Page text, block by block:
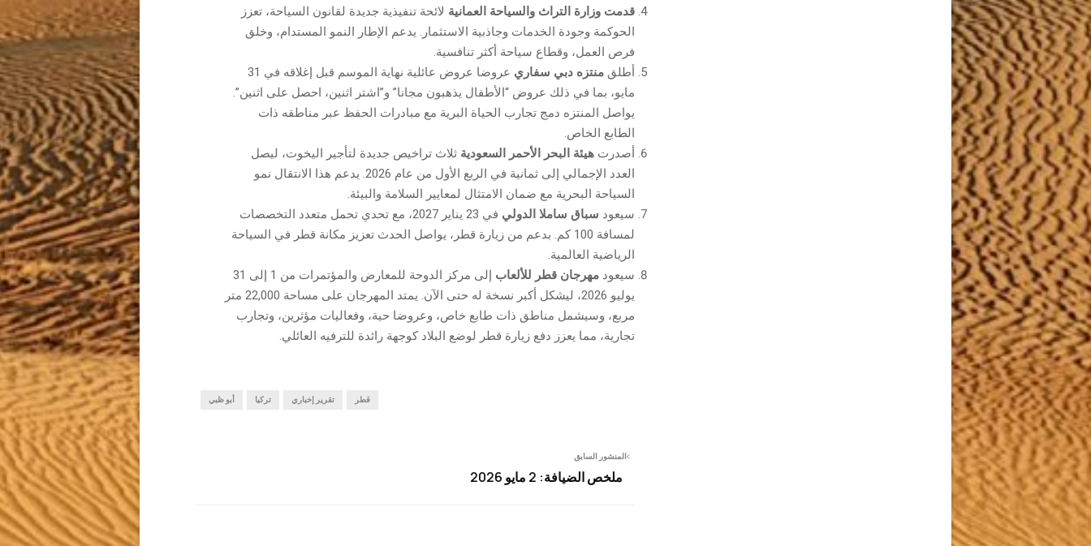
قدمت وزارة التراث والسياحة العمانية لائحة تنفيذية جديدة لقانون السياحة، تعزز
الحوكمة وجودة الخدمات وجاذبية الاستثمار. يدعم الإطار النمو المستدام، وخلق
فرص العمل، وقطاع سياحة أكثر تنافسية.
أطلق منتزه دبي سفاري
عروضا عروض عائلية نهاية الموسم قبل إغلاقه في 31
مايو، بما في ذلك عروض “الأطفال يذهبون مجانا” و”اشتر اثنين، احصل على اثنين”.
يواصل المنتزه دمج تجارب الحياة البرية مع مبادرات الحفظ عبر مناطقه ذات
الطابع الخاص.
أصدرت هيئة البحر الأحمر السعودية ثلاث تراخيص جديدة لتأجير اليخوت، ليصل
العدد الإجمالي إلى ثمانية في الربع الأول من عام 2026. يدعم هذا الانتقال نمو
السياحة البحرية مع ضمان الامتثال لمعايير السلامة والبيئة.
سيعود سباق ساملا الدولي
في 23 يناير 2027، مع تحدي تحمل متعدد التخصصات
لمسافة 100 كم. بدعم من زيارة قطر، يواصل الحدث تعزيز مكانة قطر في السياحة
الرياضية العالمية.
سيعود مهرجان قطر للألعاب
إلى مركز الدوحة للمعارض والمؤتمرات من 1 إلى 31
يوليو 2026، ليشكل أكبر نسخة له حتى الآن. يمتد المهرجان على مساحة 22,000 متر
مربع، وسيشمل مناطق ذات طابع خاص، وعروضا حية، وفعاليات مؤثرين، وتجارب
تجارية، مما يعزز دفع زيارة قطر لوضع البلاد كوجهة رائدة للترفيه العائلي.
أبو ظبي تركيا تقرير إخباري قطر
المنشور السابق
ملخص الضيافة: 2 مايو 2026